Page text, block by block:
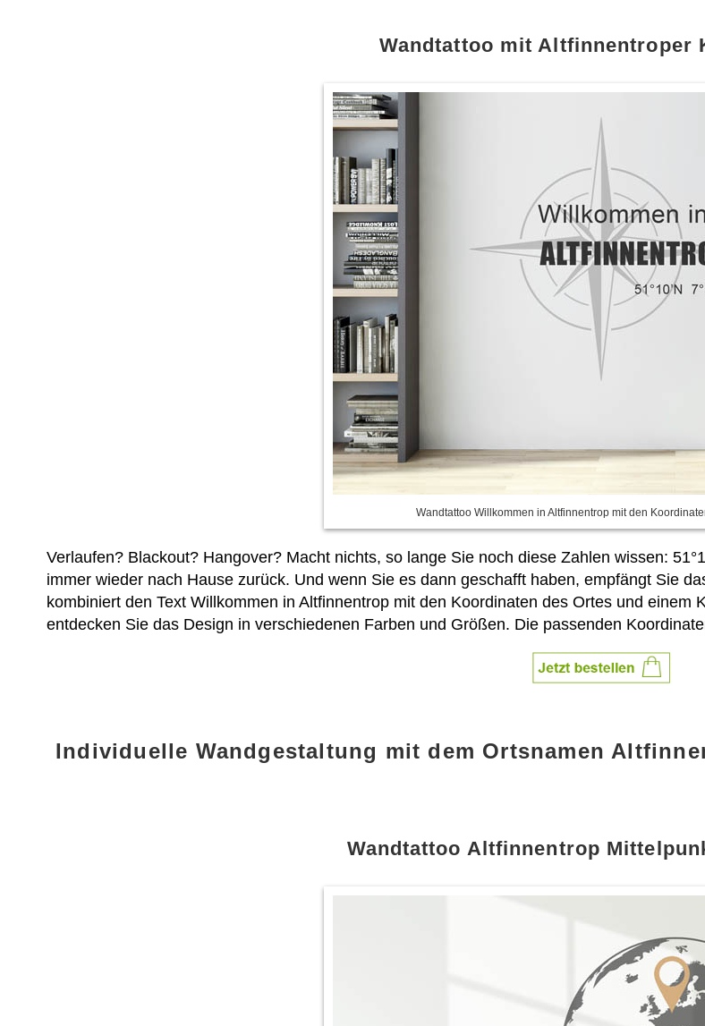
Wandtattoo mit Altfinnentroper
Wandtattoo Willkommen in Altfinnentrop mit den
Verlaufen? Blackout? Hangover? Macht nichts, so lange Sie noch diese Zahlen wissen:
immer wieder nach Hause zurück. Und wenn Sie es dann geschafft haben, empfängt Sie
kombiniert den Text Willkommen in Altfinnentrop mit den Koordinaten des Ortes und
entdecken Sie das Design in verschiedenen Farben und Größen. Die passenden
Individuelle Wandgestaltung mit dem Ortsnamen
Wandtattoo Altfinnentrop